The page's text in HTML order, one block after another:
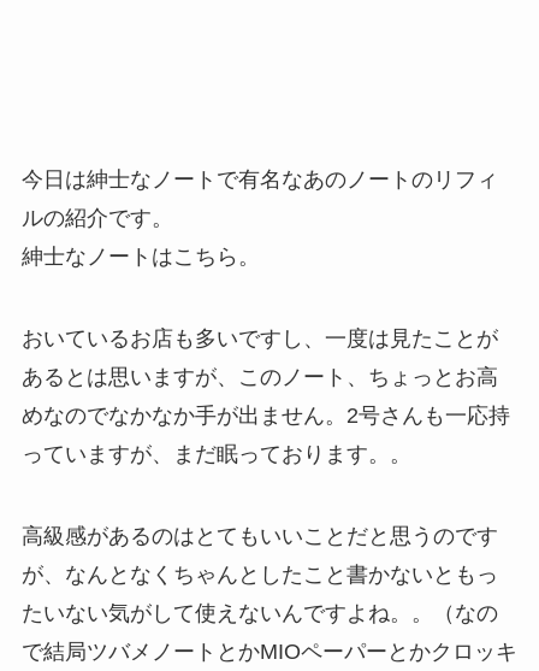
今日は紳士なノートで有名なあのノートのリフィ
ルの紹介です。
紳士なノートはこちら。
おいているお店も多いですし、一度は見たことが
あるとは思いますが、このノート、ちょっとお高
めなのでなかなか手が出ません。2号さんも一応持
っていますが、まだ眠っております。。
高級感があるのはとてもいいことだと思うのです
が、なんとなくちゃんとしたこと書かないともっ
たいない気がして使えないんですよね。。（なの
で結局ツバメノートとかMIOペーパーとかクロッキ